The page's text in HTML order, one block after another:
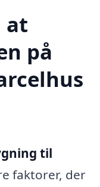
at
på
til
faktorer, der